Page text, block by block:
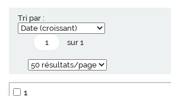
Tri par :
sur 1
1